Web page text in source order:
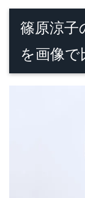
篠原涼子
を画像で